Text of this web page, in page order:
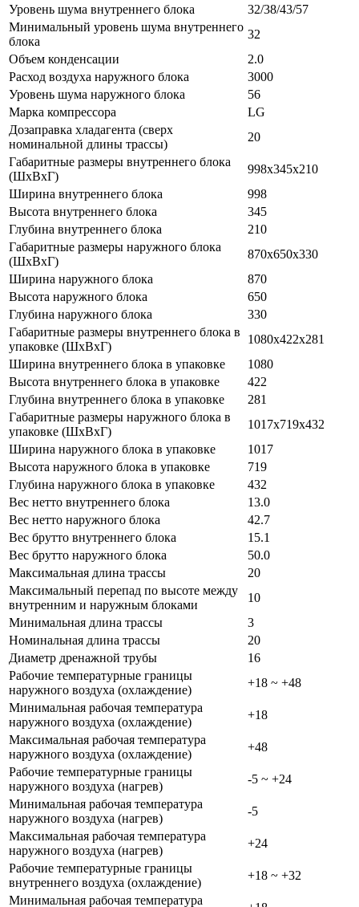
Уровень шума внутреннего блока
32/38/43/57
Минимальный уровень шума внутреннего
блока
32
Объем конденсации
2.0
Расход воздуха наружного блока
3000
Уровень шума наружного блока
56
Марка компрессора
LG
Дозаправка хладагента (сверх
номинальной длины трассы)
20
Габаритные размеры внутреннего блока
(ШхВхГ)
998x345x210
Ширина внутреннего блока
998
Высота внутреннего блока
345
Глубина внутреннего блока
210
Габаритные размеры наружного блока
(ШхВхГ)
870x650x330
Ширина наружного блока
870
Высота наружного блока
650
Глубина наружного блока
330
Габаритные размеры внутреннего блока в
упаковке (ШхВхГ)
1080x422x281
Ширина внутреннего блока в упаковке
1080
Высота внутреннего блока в упаковке
422
Глубина внутреннего блока в упаковке
281
Габаритные размеры наружного блока в
упаковке (ШхВхГ)
1017x719x432
Ширина наружного блока в упаковке
1017
Высота наружного блока в упаковке
719
Глубина наружного блока в упаковке
432
Вес нетто внутреннего блока
13.0
Вес нетто наружного блока
42.7
Вес брутто внутреннего блока
15.1
Вес брутто наружного блока
50.0
Максимальная длина трассы
20
Максимальный перепад по высоте между
внутренним и наружным блоками
10
Минимальная длина трассы
3
Номинальная длина трассы
20
Диаметр дренажной трубы
16
Рабочие температурные границы
наружного воздуха (охлаждение)
+18 ~ +48
Минимальная рабочая температура
наружного воздуха (охлаждение)
+18
Максимальная рабочая температура
наружного воздуха (охлаждение)
+48
Рабочие температурные границы
наружного воздуха (нагрев)
-5 ~ +24
Минимальная рабочая температура
наружного воздуха (нагрев)
-5
Максимальная рабочая температура
наружного воздуха (нагрев)
+24
Рабочие температурные границы
внутреннего воздуха (охлаждение)
+18 ~ +32
Минимальная рабочая температура